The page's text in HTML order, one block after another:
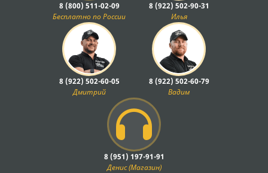
8 (800) 511-02-09
Бесплатно по России
8 (922) 502-90-31
Илья
8 (922) 502-60-05
Дмитрий
8 (922) 502-60-79
Вадим
8 (951) 197-91-91
Денис (Магазин)